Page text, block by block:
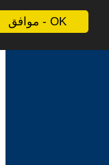
موافق - OK